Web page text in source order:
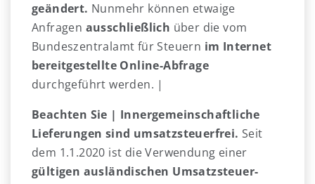
geändert. Nunmehr können etwaige
Anfragen ausschließlich über die vom
Bundeszentralamt für Steuern im Internet
bereitgestellte Online-Abfrage
durchgeführt werden. |
Beachten Sie | Innergemeinschaftliche
Lieferungen sind umsatzsteuerfrei. Seit
dem 1.1.2020 ist die Verwendung einer
gültigen ausländischen Umsatzsteuer-